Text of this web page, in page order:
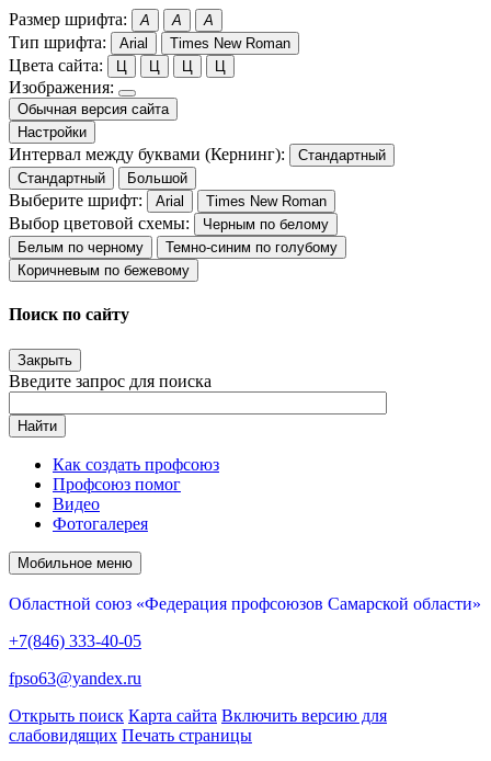
Размер шрифта: A A A
Тип шрифта: Arial Times New Roman
Цвета сайта: Ц Ц Ц Ц
Изображения:
Обычная версия сайта
Настройки
Интервал между буквами (Кернинг):
Стандартный
Стандартный
Большой
Выберите шрифт: Arial Times New Roman
Выбор цветовой схемы:
Черным по белому
Белым по черному
Темно-синим по голубому
Коричневым по бежевому
Поиск по сайту
Закрыть
Введите запрос для поиска
Найти
Как создать профсоюз
Профсоюз помог
Видео
Фотогалерея
Мобильное меню
Областной союз «Федерация профсоюзов Самарской области»
+7(846) 333-40-05
fpso63@yandex.ru
Открыть поиск Карта сайта Включить версию для
слабовидящих Печать страницы